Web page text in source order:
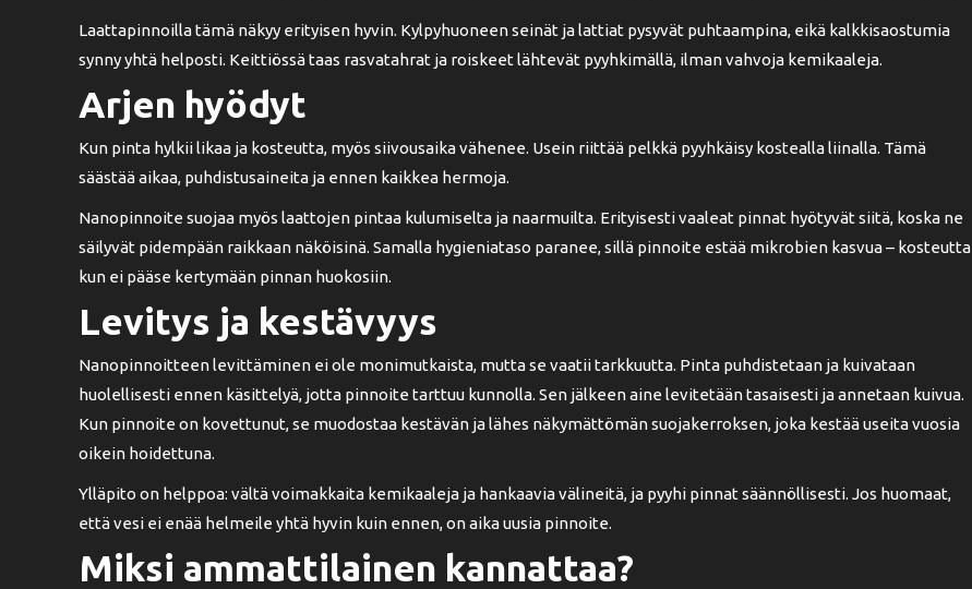
Laattapinnoilla tämä näkyy erityisen hyvin. Kylpyhuoneen seinät ja lattiat pysyvät puhtaampina, eikä kalkkisaostumia
synny yhtä helposti. Keittiössä taas rasvatahrat ja roiskeet lähtevät pyyhkimällä, ilman vahvoja kemikaaleja.
Arjen hyödyt
Kun pinta hylkii likaa ja kosteutta, myös siivousaika vähenee. Usein riittää pelkkä pyyhkäisy kostealla liinalla. Tämä
säästää aikaa, puhdistusaineita ja ennen kaikkea hermoja.
Nanopinnoite suojaa myös laattojen pintaa kulumiselta ja naarmuilta. Erityisesti vaaleat pinnat hyötyvät siitä, koska ne
säilyvät pidempään raikkaan näköisinä. Samalla hygieniataso paranee, sillä pinnoite estää mikrobien kasvua – kosteutta
kun ei pääse kertymään pinnan huokosiin.
Levitys ja kestävyys
Nanopinnoitteen levittäminen ei ole monimutkaista, mutta se vaatii tarkkuutta. Pinta puhdistetaan ja kuivataan
huolellisesti ennen käsittelyä, jotta pinnoite tarttuu kunnolla. Sen jälkeen aine levitetään tasaisesti ja annetaan kuivua.
Kun pinnoite on kovettunut, se muodostaa kestävän ja lähes näkymättömän suojakerroksen, joka kestää useita vuosia
oikein hoidettuna.
Ylläpito on helppoa: vältä voimakkaita kemikaaleja ja hankaavia välineitä, ja pyyhi pinnat säännöllisesti. Jos huomaat,
että vesi ei enää helmeile yhtä hyvin kuin ennen, on aika uusia pinnoite.
Miksi ammattilainen kannattaa?